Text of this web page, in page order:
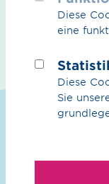
Ina Böttcher,
die Rolle
Diese
eine
Diese
Sie